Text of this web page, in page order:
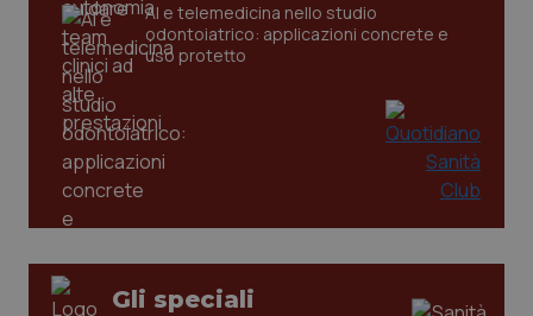
AI e telemedicina nello studio
odontoiatrico: applicazioni concrete e
uso protetto
Gli speciali
tracking-sites-ironfish-
tracking-enable
www.quotidianosanita.it
session-id